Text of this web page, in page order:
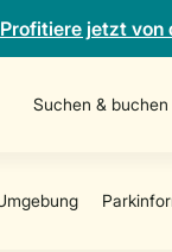
Profitiere jetzt von
Suchen & buchen